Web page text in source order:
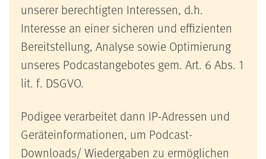
unserer berechtigten Interessen, d.h.
Interesse an einer sicheren und effizienten
Bereitstellung, Analyse sowie Optimierung
unseres Podcastangebotes gem. Art. 6 Abs. 1
lit. f. DSGVO.
Podigee verarbeitet dann IP-Adressen und
Geräteinformationen, um Podcast-
Downloads/ Wiedergaben zu ermöglichen